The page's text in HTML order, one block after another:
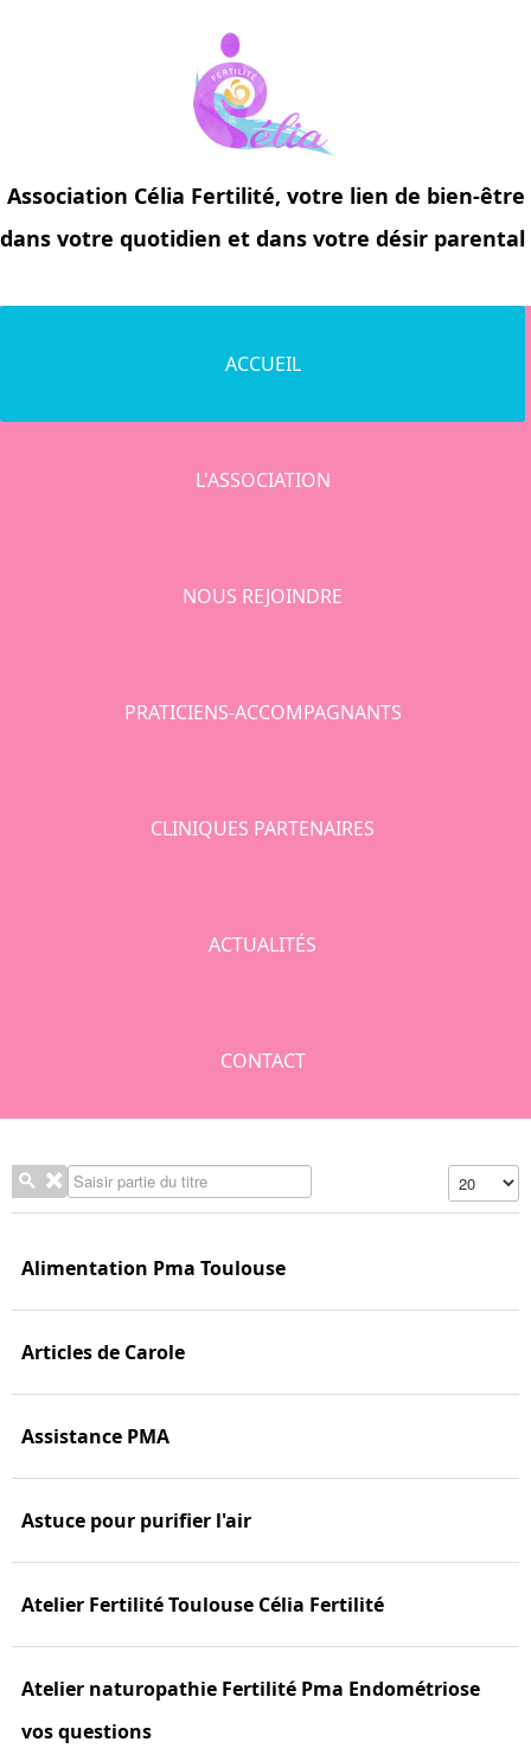
Association Célia Fertilité, votre lien de bien-être
dans votre quotidien et dans votre désir parental
ACCUEIL
L'ASSOCIATION
NOUS REJOINDRE
PRATICIENS-ACCOMPAGNANTS
CLINIQUES PARTENAIRES
ACTUALITÉS
CONTACT
Saisir partie du titre Affichage #
Alimentation Pma Toulouse
Articles de Carole
Assistance PMA
Astuce pour purifier l'air
Atelier Fertilité Toulouse Célia Fertilité
Atelier naturopathie Fertilité Pma Endométriose
vos questions